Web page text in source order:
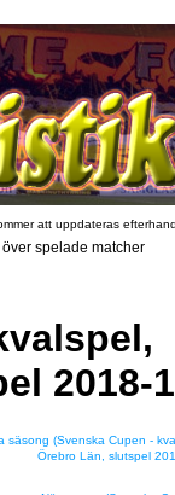
att uppdateras
över spelade matcher
2018-
säsong (Svenska Cupen -
Örebro Län, slutspel